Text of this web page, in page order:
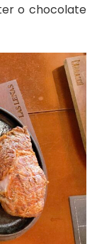
o chocolate